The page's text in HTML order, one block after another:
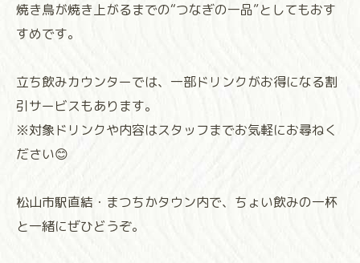
焼き鳥が焼き上がるまでの“つなぎの一品”としてもおす
すめです。
立ち飲みカウンターでは、一部ドリンクがお得になる割
引サービスもあります。
※対象ドリンクや内容はスタッフまでお気軽にお尋ねく
ださい😊
松山市駅直結・まつちかタウン内で、ちょい飲みの一杯
と一緒にぜひどうぞ。